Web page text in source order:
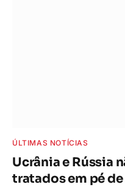
ÚLTIMAS NOTÍCIAS
Ucrânia e Rússia
tratados em pé